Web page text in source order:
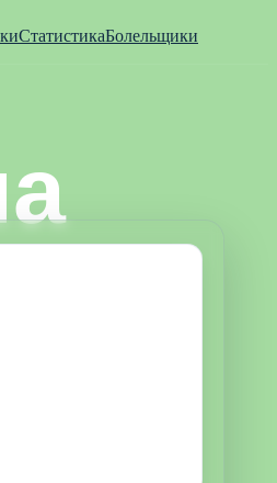
СтатистикаБолельщики